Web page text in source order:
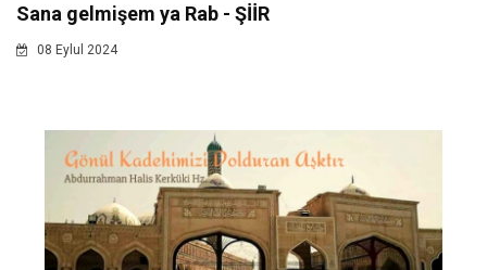
Sana gelmişem ya Rab - ŞİİR
08 Eylul 2024